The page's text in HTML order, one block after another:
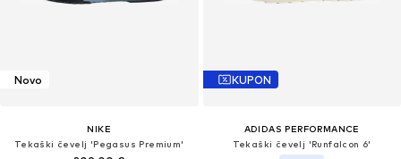
Novo
NIKE
Tekaški čevelj 'Pegasus Premium'
KUPON
ADIDAS PERFORMANCE
Tekaški čevelj 'Runfalcon 6'